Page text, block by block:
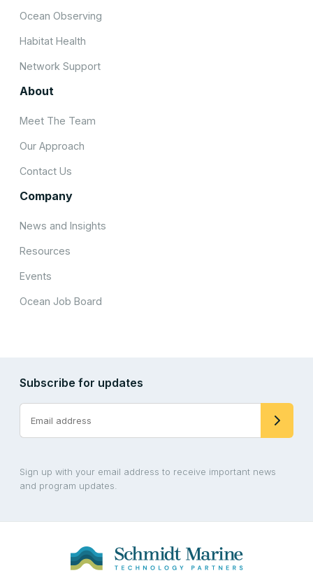
Ocean Observing
Habitat Health
Network Support
About
Meet The Team
Our Approach
Contact Us
Company
News and Insights
Resources
Events
Ocean Job Board
Subscribe for updates
Sign up with your email address to receive important news
and program updates.